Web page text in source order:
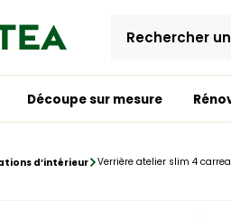
Découpe sur mesure
d’intérieur Verrière atelier slim 4